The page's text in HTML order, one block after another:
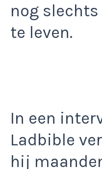
nog
te leven.
In een
Ladbible
hij